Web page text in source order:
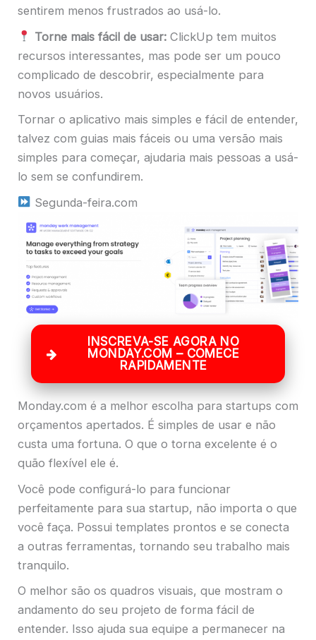
sentirem menos frustrados ao usá-lo.
Torne mais fácil de usar:ClickUp tem muitos
recursos interessantes, mas pode ser um pouco
complicado de descobrir, especialmente para
novos usuários.
Tornar o aplicativo mais simples e fácil de entender,
talvez com guias mais fáceis ou uma versão mais
simples para começar, ajudaria mais pessoas a usá-
lo sem se confundirem.
Segunda-feira.com
INSCREVA-SE AGORA NO
MONDAY.COM – COMECE
RAPIDAMENTE
Monday.com é a melhor escolha para startups com
orçamentos apertados. É simples de usar e não
custa uma fortuna. O que o torna excelente é o
quão flexível ele é.
Você pode configurá-lo para funcionar
perfeitamente para sua startup, não importa o que
você faça. Possui templates prontos e se conecta
a outras ferramentas, tornando seu trabalho mais
tranquilo.
O melhor são os quadros visuais, que mostram o
andamento do seu projeto de forma fácil de
entender. Isso ajuda sua equipe a permanecer na